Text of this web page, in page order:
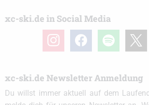
xc-ski.de in Social Media
instagramfacebook spotify
xc-ski.de Newsletter Anmeldung
Du willst immer aktuell auf dem